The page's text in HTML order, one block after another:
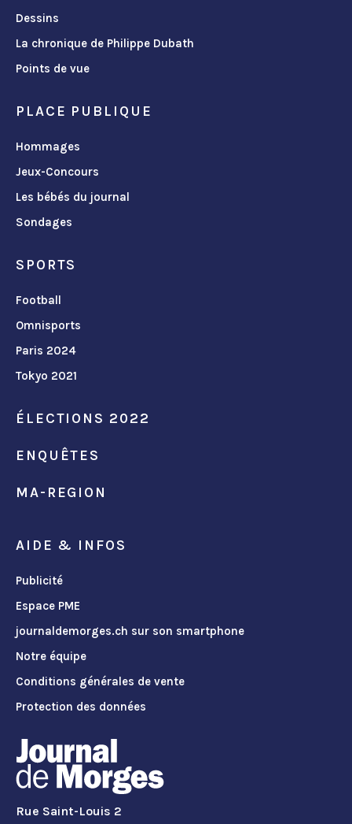
Dessins
La chronique de Philippe Dubath
Points de vue
PLACE PUBLIQUE
Hommages
Jeux-Concours
Les bébés du journal
Sondages
SPORTS
Football
Omnisports
Paris 2024
Tokyo 2021
ÉLECTIONS 2022
ENQUÊTES
MA-REGION
AIDE & INFOS
Publicité
Espace PME
journaldemorges.ch sur son smartphone
Notre équipe
Conditions générales de vente
Protection des données
Rue Saint-Louis 2